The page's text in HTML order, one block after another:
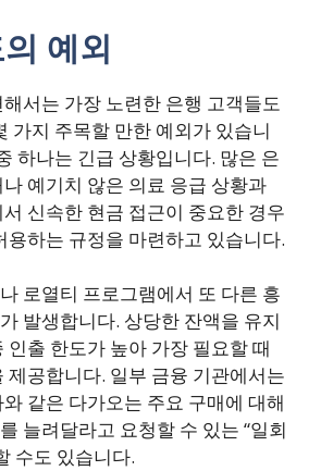
예외
서는 가장 노련한 은행 고객들도
가지 주목할 만한 예외가 있습니
하나는 긴급 상황입니다. 많은 은
예기치 않은 의료 응급 상황과
신속한 현금 접근이 중요한 경우
용하는 규정을 마련하고 있습니다.
로열티 프로그램에서 또 다른 흥
발생합니다. 상당한 잔액을 유지
인출 한도가 높아 가장 필요할 때
제공합니다. 일부 금융 기관에서는
같은 다가오는 주요 구매에 대해
늘려달라고 요청할 수 있는 “일회
수도 있습니다.